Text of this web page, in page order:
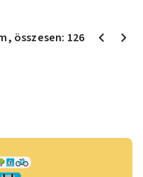
, összesen: 126